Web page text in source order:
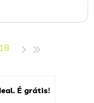
18
É grátis!